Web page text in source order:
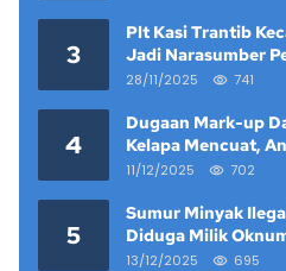
3
Plt Kasi Trantib
Jadi Narasumber
dan Narkoba di
28/11/2025 741
4
Dugaan Mark-up
Kelapa Mencuat,
Sorotan
11/12/2025 702
5
Sumur Minyak
Diduga Milik
Tewas
13/12/2025 695